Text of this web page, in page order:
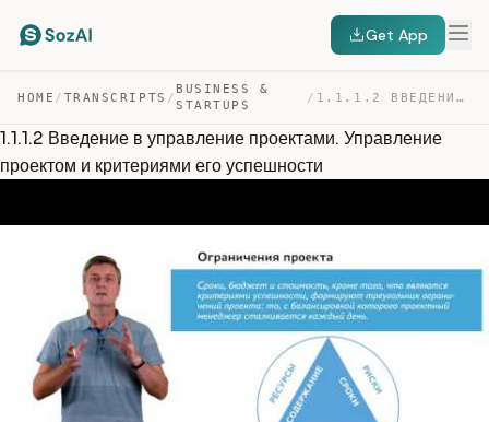
Get App
HOME / TRANSCRIPTS /
BUSINESS &
STARTUPS
/ 1.1.1.2 ВВЕДЕНИЕ В УПРАВЛЕНИЕ ПРОЕКТАМИ. УПРАВЛЕНИЕ ПРО… — TRANSCRIPT
1.1.1.2 Введение в управление проектами. Управление
проектом и критериями его успешности